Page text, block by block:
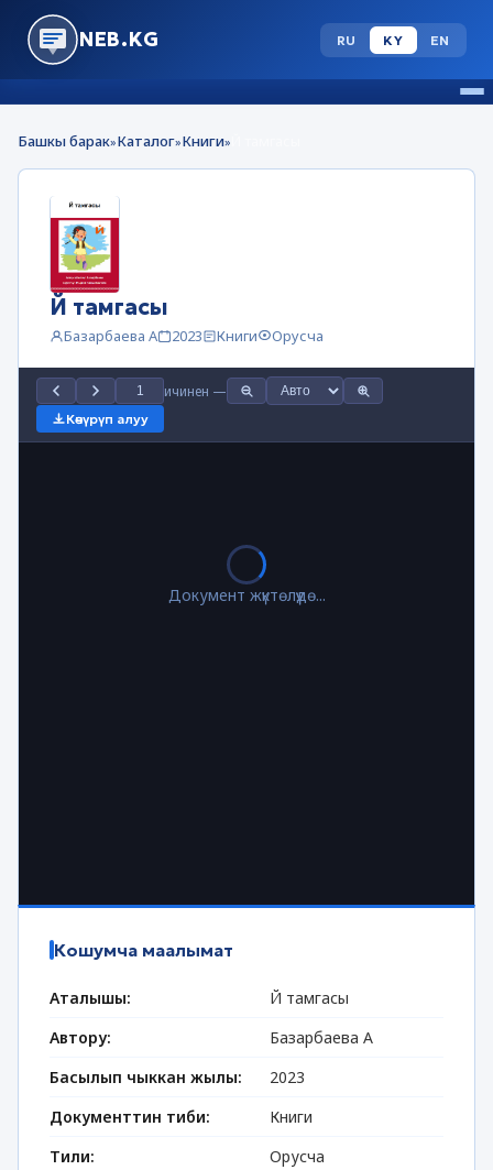
NEB.KG RU KY EN
Башкы барак»Каталог»Книги»
Й тамгасы
Базарбаева А 2023 Книги Орусча
ичинен —
Көчүрүп алуу
Документ жүктөлүүдө...
Кошумча маалымат
Аталышы:
Й тамгасы
Автору:
Базарбаева А
Басылып чыккан жылы:
2023
Документтин тиби:
Книги
Тили:
Орусча